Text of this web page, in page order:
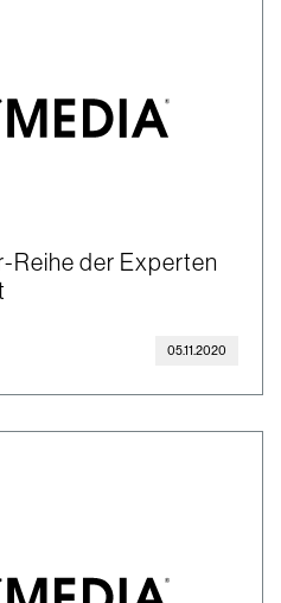
Reihe der Experten
05.11.2020